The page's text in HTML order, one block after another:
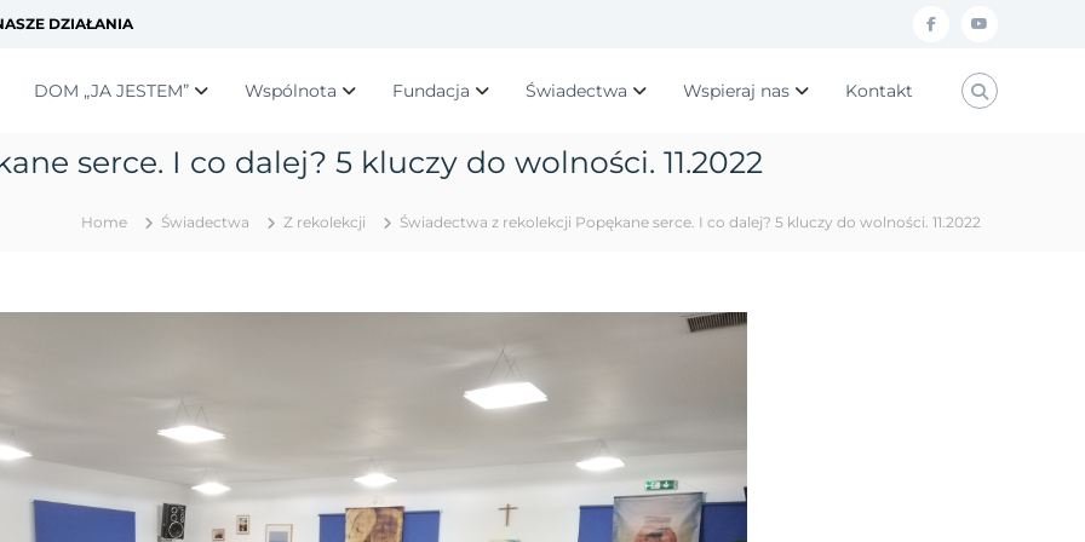
DZIAŁANIA f
u
DOM „JA JESTEM” Wspólnota Fundacja Świadectwa Wspieraj nas Kontakt
serce. I co dalej? 5 kluczy do wolności. 11.2022
Home Świadectwa Z rekolekcji Świadectwa z rekolekcji Popękane serce. I co dalej? 5 kluczy do wolności. 11.2022